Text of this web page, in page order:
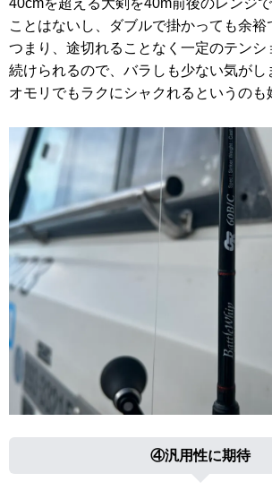
40cmを超える大剣を40m前後のレンジ
ことはないし、ダブルで掛かっても余裕
つまり、途切れることなく一定のテンシ
続けられるので、バラしも少ない気がし
オモリでもラクにシャクれるというのも
④汎用性に期待